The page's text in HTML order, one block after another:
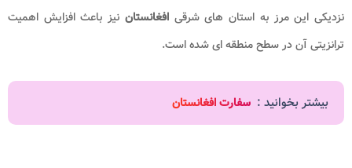
نزدیکی این مرز به استان های شرقیافغانستان نیز باعث افزایش اهمیت
ترانزیتی آن در سطح منطقه ای شده است.
بیشتر بخوانید : سفارت افغانستان